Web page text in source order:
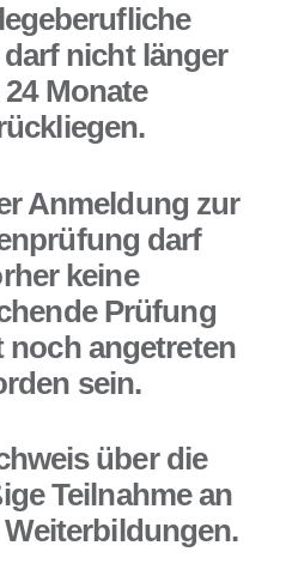
nicht länger
24 Monate
Anmeldung zur
darf
keine
Prüfung
noch angetreten
sein.
über die
Teilnahme an